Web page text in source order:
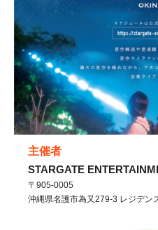
主催者
STARGATE
〒905-0005
沖縄県名護市為又279-3 レジデン